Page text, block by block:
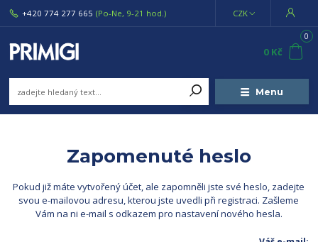
Menu
CZK
+420 774 277 665 (Po-Ne, 9-21 hod.)
0
0 Kč
Zapomenuté heslo
Pokud již máte vytvořený účet, ale zapomněli jste své heslo, zadejte
svou e-mailovou adresu, kterou jste uvedli při registraci. Zašleme
Vám na ni e-mail s odkazem pro nastavení nového hesla.